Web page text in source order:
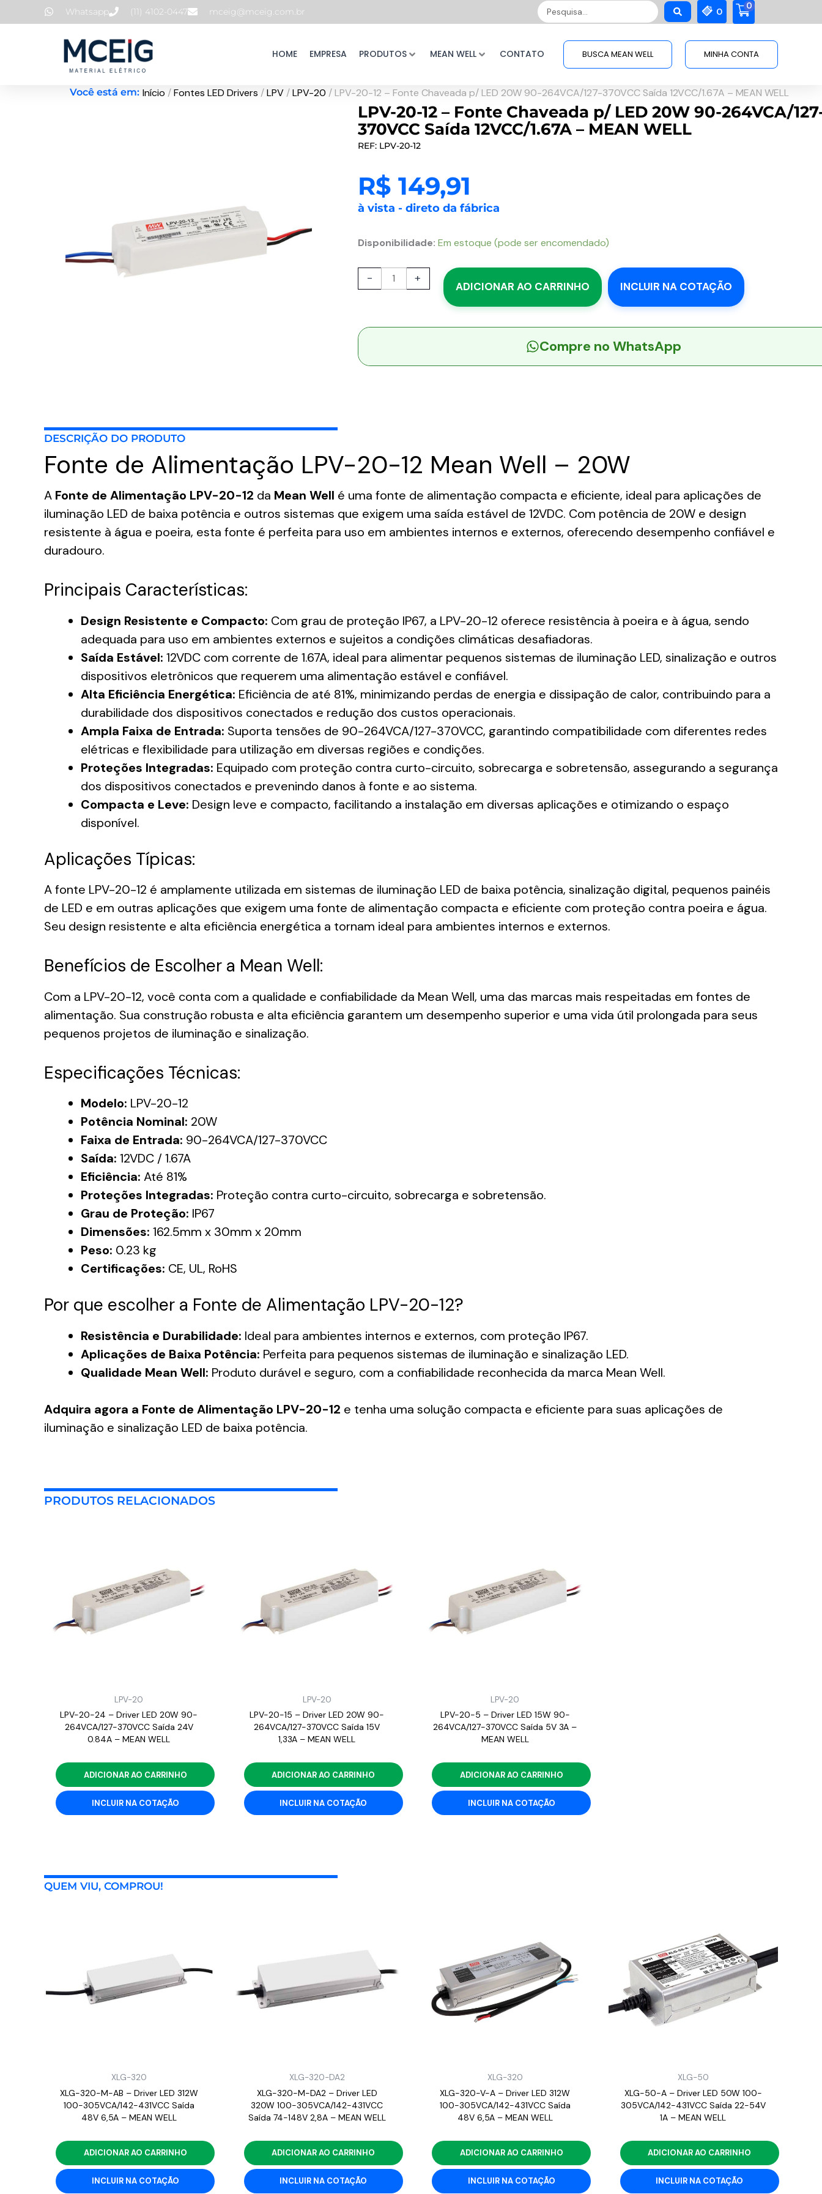
para
Whatsapp (11) 4102-0447 mceig@mceig.com.br
Pesquisar
...
0
0
HOME EMPRESA PRODUTOS MEAN WELL CONTATO BUSCA MEAN WELL MINHA CONTA
Você está em: Início /Fontes LED Drivers /LPV /LPV-20 / LPV-20-12 – Fonte Chaveada p/ LED 20W 90-264VCA/127-370VCC Saída 12VCC/1.67A – MEAN WELL
LPV-20-12 – Fonte Chaveada p/ LED 20W 90-264VCA/
370VCC Saída 12VCC/1.67A – MEAN WELL
REF: LPV-20-12
R$ 149,91
à vista - direto da fábrica
Disponibilidade: Em estoque (pode ser encomendado)
-
LPV-
12
-
p/
20W
-
MEAN
quantidade
+
ADICIONAR AO CARRINHO INCLUIR NA COTAÇÃO
Compre no WhatsApp
DESCRIÇÃO DO PRODUTO
Fonte de Alimentação LPV-20-12 Mean Well – 20W
A Fonte de Alimentação LPV-20-12 da Mean Well é uma fonte de alimentação compacta e eficiente, ideal para aplicações de
iluminação LED de baixa potência e outros sistemas que exigem uma saída estável de 12VDC. Com potência de 20W e design
resistente à água e poeira, esta fonte é perfeita para uso em ambientes internos e externos, oferecendo desempenho confiável e
duradouro.
Principais Características:
Design Resistente e Compacto: Com grau de proteção IP67, a LPV-20-12 oferece resistência à poeira e à água, sendo
adequada para uso em ambientes externos e sujeitos a condições climáticas desafiadoras.
Saída Estável: 12VDC com corrente de 1.67A, ideal para alimentar pequenos sistemas de iluminação LED, sinalização e outros
dispositivos eletrônicos que requerem uma alimentação estável e confiável.
Alta Eficiência Energética: Eficiência de até 81%, minimizando perdas de energia e dissipação de calor, contribuindo para a
durabilidade dos dispositivos conectados e redução dos custos operacionais.
Ampla Faixa de Entrada: Suporta tensões de 90-264VCA/127-370VCC, garantindo compatibilidade com diferentes redes
elétricas e flexibilidade para utilização em diversas regiões e condições.
Proteções Integradas: Equipado com proteção contra curto-circuito, sobrecarga e sobretensão, assegurando a segurança
dos dispositivos conectados e prevenindo danos à fonte e ao sistema.
Compacta e Leve: Design leve e compacto, facilitando a instalação em diversas aplicações e otimizando o espaço
disponível.
Aplicações Típicas:
A fonte LPV-20-12 é amplamente utilizada em sistemas de iluminação LED de baixa potência, sinalização digital, pequenos painéis
de LED e em outras aplicações que exigem uma fonte de alimentação compacta e eficiente com proteção contra poeira e água.
Seu design resistente e alta eficiência energética a tornam ideal para ambientes internos e externos.
Benefícios de Escolher a Mean Well:
Com a LPV-20-12, você conta com a qualidade e confiabilidade da Mean Well, uma das marcas mais respeitadas em fontes de
alimentação. Sua construção robusta e alta eficiência garantem um desempenho superior e uma vida útil prolongada para seus
pequenos projetos de iluminação e sinalização.
Especificações Técnicas:
Modelo: LPV-20-12
Potência Nominal: 20W
Faixa de Entrada: 90-264VCA/127-370VCC
Saída: 12VDC / 1.67A
Eficiência: Até 81%
Proteções Integradas: Proteção contra curto-circuito, sobrecarga e sobretensão.
Grau de Proteção: IP67
Dimensões: 162.5mm x 30mm x 20mm
Peso: 0.23 kg
Certificações: CE, UL, RoHS
Por que escolher a Fonte de Alimentação LPV-20-12?
Resistência e Durabilidade: Ideal para ambientes internos e externos, com proteção IP67.
Aplicações de Baixa Potência: Perfeita para pequenos sistemas de iluminação e sinalização LED.
Qualidade Mean Well: Produto durável e seguro, com a confiabilidade reconhecida da marca Mean Well.
Adquira agora a Fonte de Alimentação LPV-20-12 e tenha uma solução compacta e eficiente para suas aplicações de
iluminação e sinalização LED de baixa potência.
PRODUTOS RELACIONADOS
LPV-20
LPV-20-24 – Driver LED 20W 90-
264VCA/127-370VCC Saída 24V
0.84A – MEAN WELL
ADICIONAR AO CARRINHO
INCLUIR NA COTAÇÃO
LPV-20
LPV-20-15 – Driver LED 20W 90-
264VCA/127-370VCC Saída 15V
1,33A – MEAN WELL
ADICIONAR AO CARRINHO
INCLUIR NA COTAÇÃO
LPV-20
LPV-20-5 – Driver LED 15W 90-
264VCA/127-370VCC Saída 5V 3A –
MEAN WELL
ADICIONAR AO CARRINHO
INCLUIR NA COTAÇÃO
QUEM VIU, COMPROU!
XLG-320
XLG-320-M-AB – Driver LED 312W
100-305VCA/142-431VCC Saída
48V 6,5A – MEAN WELL
ADICIONAR AO CARRINHO
INCLUIR NA COTAÇÃO
XLG-320-DA2
XLG-320-M-DA2 – Driver LED
320W 100-305VCA/142-431VCC
Saída 74-148V 2,8A – MEAN WELL
ADICIONAR AO CARRINHO
INCLUIR NA COTAÇÃO
XLG-320
XLG-320-V-A – Driver LED 312W
100-305VCA/142-431VCC Saída
48V 6,5A – MEAN WELL
ADICIONAR AO CARRINHO
INCLUIR NA COTAÇÃO
XLG-50
XLG-50-A – Driver LED 50W 100-
305VCA/142-431VCC Saída 22-54V
1A – MEAN WELL
ADICIONAR AO CARRINHO
INCLUIR NA COTAÇÃO